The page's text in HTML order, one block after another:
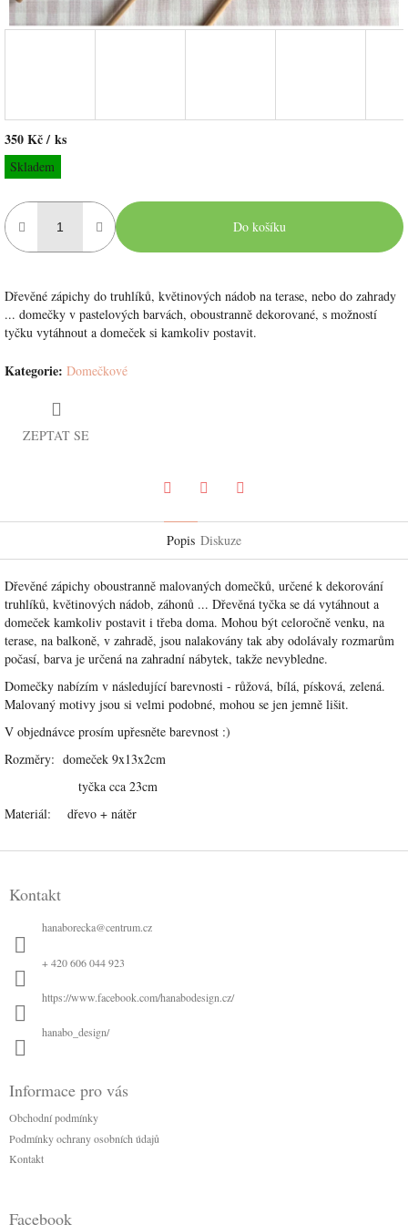
350 Kč/ ks
Měrná
cena:
Skladem
Do košíku
Dřevěné zápichy do truhlíků, květinových nádob na terase, nebo do zahrady
... domečky v pastelových barvách, oboustranně dekorované, s možností
tyčku vytáhnout a domeček si kamkoliv postavit.
Kategorie: Domečkové
ZEPTAT SE
Popis Diskuze
Dřevěné zápichy oboustranně malovaných domečků, určené k dekorování
truhlíků, květinových nádob, záhonů ... Dřevěná tyčka se dá vytáhnout a
domeček kamkoliv postavit i třeba doma. Mohou být celoročně venku, na
terase, na balkoně, v zahradě, jsou nalakovány tak aby odolávaly rozmarům
počasí, barva je určená na zahradní nábytek, takže nevybledne.
Domečky nabízím v následující barevnosti - růžová, bílá, písková, zelená.
Malovaný motivy jsou si velmi podobné, mohou se jen jemně lišit.
V objednávce prosím upřesněte barevnost :)
Rozměry: domeček 9x13x2cm
tyčka cca 23cm
Materiál: dřevo + nátěr
Kontakt
hanaborecka@centrum.cz
+ 420 606 044 923
https://www.facebook.com/hanabodesign.cz/
hanabo_design/
Informace pro vás
Obchodní podmínky
Podmínky ochrany osobních údajů
Kontakt
Facebook